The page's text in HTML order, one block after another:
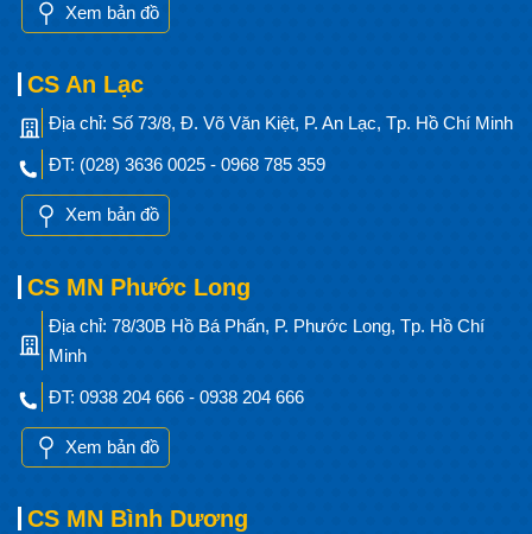
Xem bản đồ
CS An Lạc
Địa chỉ: Số 73/8, Đ. Võ Văn Kiệt, P. An Lạc, Tp. Hồ Chí Minh
ĐT: (028) 3636 0025 - 0968 785 359
Xem bản đồ
CS MN Phước Long
Địa chỉ: 78/30B Hồ Bá Phấn, P. Phước Long, Tp. Hồ Chí
Minh
ĐT: 0938 204 666 - 0938 204 666
Xem bản đồ
CS MN Bình Dương